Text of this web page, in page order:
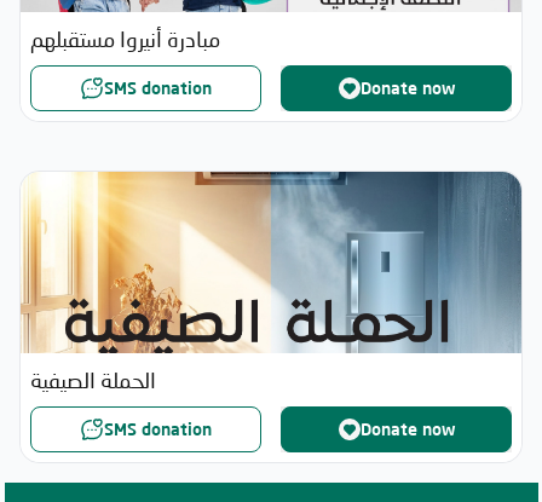
مبادرة أنيروا مستقبلهم
SMS donation Donate now
الحملة الصيفية
SMS donation Donate now